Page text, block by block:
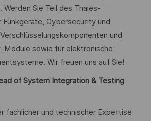
Werden Sie Teil des Thales-
Cybersecurity und
und
Module sowie für elektronische
Wir freuen uns auf Sie!
of System Integration & Testing
fachlicher und technischer Expertise